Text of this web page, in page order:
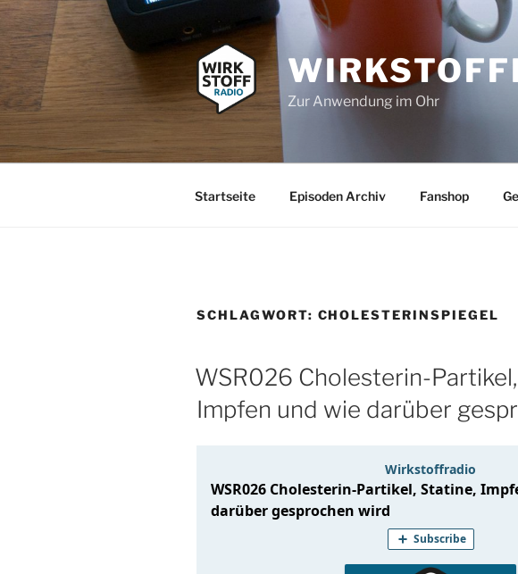
Zum
Inhalt
springen
Zur Anwendung im Ohr
Startseite Episoden Archiv Fanshop
SCHLAGWORT: CHOLESTERINSPIEGEL
WSR026 Cholesterin-
Impfen und wie darüber